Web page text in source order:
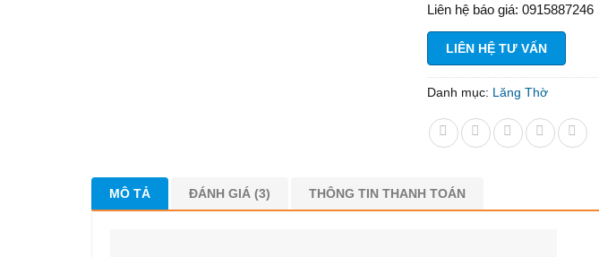
trên 5
dựa
trên
đánh
Liên hệ báo giá: 0915887246
LIÊN HỆ TƯ VẤN
Danh mục: Lăng Thờ
MÔ TẢ ĐÁNH GIÁ (3) THÔNG TIN THANH TOÁN